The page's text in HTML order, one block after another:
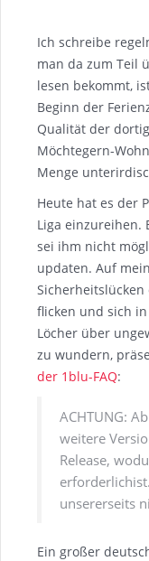
Ich schreibe
man da zum Teil
lesen bekommt,
Beginn der
Qualität der
Möchtegern-
Menge
Heute hat es der
Liga einzureihen.
sei ihm nicht
updaten. Auf
Sicherheitslücken
flicken und sich
Löcher über
zu wundern,
der 1blu-FAQ:
ACHTUNG:
weitere
Release,
unsererseits
Ein großer